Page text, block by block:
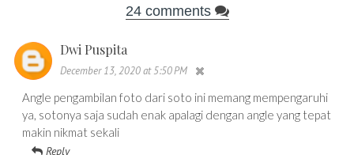
24 comments
Dwi Puspita
December 13, 2020 at 5:50 PM
Angle pengambilan foto dari soto ini memang mempengaruhi
ya, sotonya saja sudah enak apalagi dengan angle yang tepat
makin nikmat sekali
Reply